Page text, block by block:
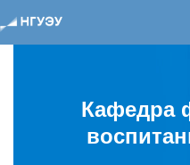
Кафедра